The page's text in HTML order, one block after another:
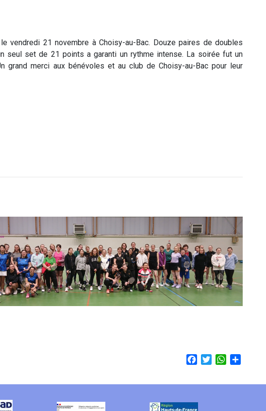
vendredi 21 novembre à Choisy-au-Bac. Douze paires de doubles
seul set de 21 points a garanti un rythme intense. La soirée fut un
grand merci aux bénévoles et au club de Choisy-au-Bac pour leur
Facebook
TwitterWhatsApp